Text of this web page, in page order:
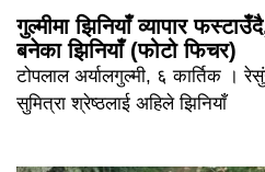
गुल्मीमा झिनियाँ व्यापार
बनेका झिनियाँ (फोटो फिचर)
टोपलाल अर्यालगुल्मी, ६ कार्तिक ।
सुमित्रा श्रेष्ठलाई अहिले झिनियाँ